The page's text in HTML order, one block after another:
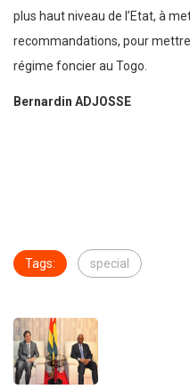
plus haut niveau de l’Etat, à
recommandations, pour
régime foncier au Togo.
Bernardin ADJOSSE
Tags: special